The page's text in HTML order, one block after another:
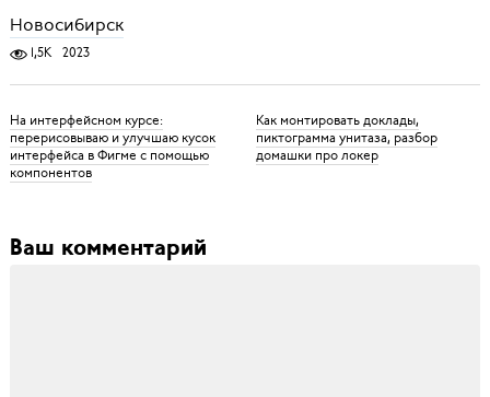
Новосибирск
1,5K 2023
На интерфейсном курсе:
перерисовываю и улучшаю кусок
интерфейса в Фигме с помощью
компонентов
Как монтировать доклады,
пиктограмма унитаза, разбор
домашки про локер
Ваш комментарий